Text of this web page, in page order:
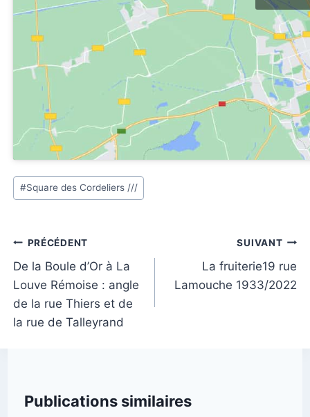
Étiquettes
de
publication :
#Square des Cordeliers ///
Navigation
de
l’article
PRÉCÉDENT
De la Boule d’Or à La
Louve Rémoise : angle
de la rue Thiers et de
la rue de Talleyrand
SUIVANT
La fruiterie19 rue
Lamouche 1933/2022
Publications similaires